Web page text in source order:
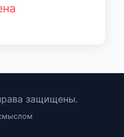
защищены.